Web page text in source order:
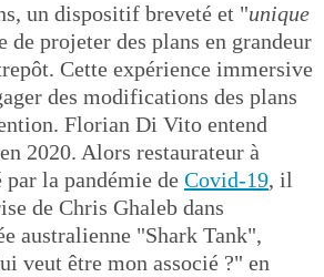
un dispositif breveté et "unique
de projeter des plans en grandeur
Cette expérience immersive
des modifications des plans
Florian Di Vito entend
2020. Alors restaurateur à
la pandémie de Covid-19, il
de Chris Ghaleb dans
australienne "Shark Tank",
veut être mon associé ?" en